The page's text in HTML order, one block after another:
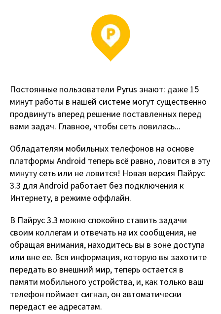
Постоянные пользователи Pyrus знают: даже 15
минут работы в нашей системе могут существенно
продвинуть вперед решение поставленных перед
вами задач. Главное, чтобы сеть ловилась...
Обладателям мобильных телефонов на основе
платформы Android теперь всё равно, ловится в эту
минуту сеть или не ловится! Новая версия Пайрус
3.3 для Android работает без подключения к
Интернету, в режиме оффлайн.
В Пайрус 3.3 можно спокойно ставить задачи
своим коллегам и отвечать на их сообщения, не
обращая внимания, находитесь вы в зоне доступа
или вне ее. Вся информация, которую вы захотите
передать во внешний мир, теперь остается в
памяти мобильного устройства, и, как только ваш
телефон поймает сигнал, он автоматически
передаст ее адресатам.